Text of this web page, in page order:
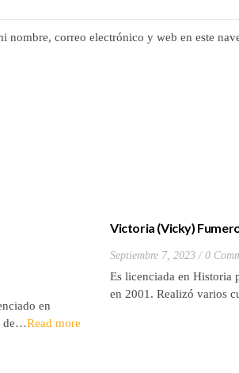
nombre, correo electrónico y web en este
en
de…Read more
Victoria (Vicky)
Septiembre 7, 2023 0
Es licenciada en Historia
en 2001. Realizó varios